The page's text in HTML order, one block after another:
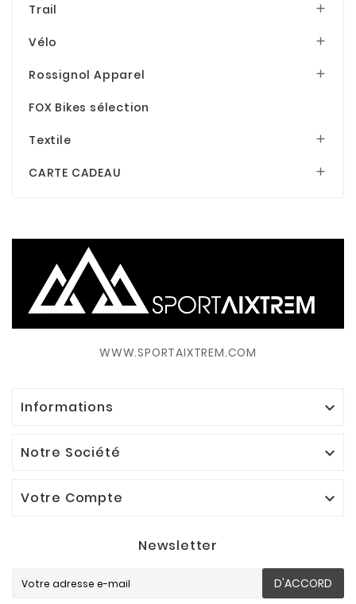
Trail 
Vélo 
Rossignol Apparel 
FOX Bikes sélection
Textile 
CARTE CADEAU 
WWW.SPORTAIXTREM.COM
Informations 
Notre Société 
Votre Compte 
Newsletter
D'ACCORD